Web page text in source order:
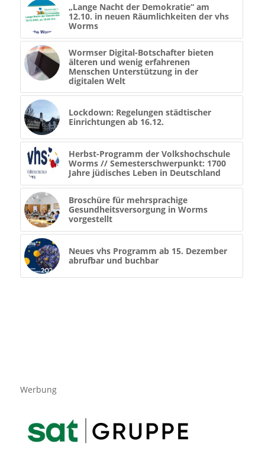
„Lange Nacht der Demokratie“ am
12.10. in neuen Räumlichkeiten der vhs
Worms
Wormser Digital-Botschafter bieten
älteren und wenig erfahrenen
Menschen Unterstützung in der
digitalen Welt
Lockdown: Regelungen städtischer
Einrichtungen ab 16.12.
Herbst-Programm der Volkshochschule
Worms // Semesterschwerpunkt: 1700
Jahre jüdisches Leben in Deutschland
Broschüre für mehrsprachige
Gesundheitsversorgung in Worms
vorgestellt
Neues vhs Programm ab 15. Dezember
abrufbar und buchbar
Werbung